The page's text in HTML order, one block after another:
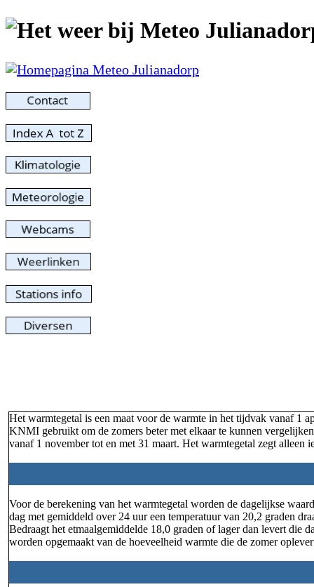
Het warmtegetal is een maat voor de warmte in het tijdvak vanaf 1
KNMI gebruikt om de zomers beter met elkaar te kunnen
vanaf 1 november tot en met 31 maart. Het warmtegetal zegt alleen
Voor de berekening van het warmtegetal worden de dagelijkse
dag met gemiddeld over 24 uur een temperatuur van 20,2 graden
Bedraagt het etmaalgemiddelde 18,0 graden of lager dan levert die
worden opgemaakt van de hoeveelheid warmte die de zomer